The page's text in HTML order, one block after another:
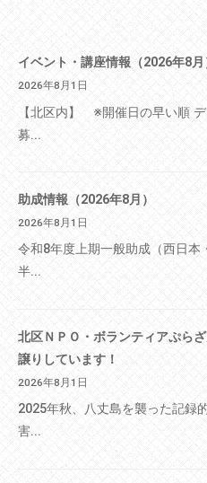
イベント・講座情報（2026年8月
2026年8月1日
【北区内】 ※開催日の早い順
募...
助成情報（2026年8月）
2026年8月1日
令和8年度上期一般助成（西日本
半...
北区ＮＰＯ・ボランティアぷら
譲りしています！
2026年8月1日
2025年秋、八丈島を襲った記録
害...